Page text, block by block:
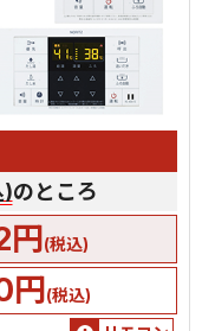
)のところ
円(税込)
円(税込)